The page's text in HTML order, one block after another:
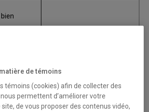
de témoins
témoins (cookies) afin de collecter des
permettent d’améliorer votre
de vous proposer des contenus vidéo,